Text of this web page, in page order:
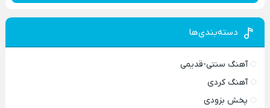
دسته‌بندی‌ها
آهنگ سنتی-قدیمی
آهنگ کردی
پخش بزودی